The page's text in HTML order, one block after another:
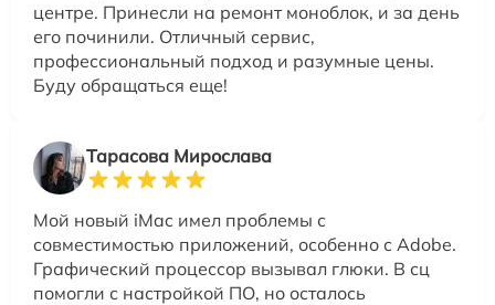
центре. Принесли на ремонт моноблок, и за день
его починили. Отличный сервис,
профессиональный подход и разумные цены.
Буду обращаться еще!
Тарасова Мирослава
Мой новый iMac имел проблемы с
совместимостью приложений, особенно с Adobe.
Графический процессор вызывал глюки. В сц
помогли с настройкой ПО, но осталось